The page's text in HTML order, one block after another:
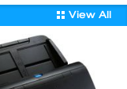
View All